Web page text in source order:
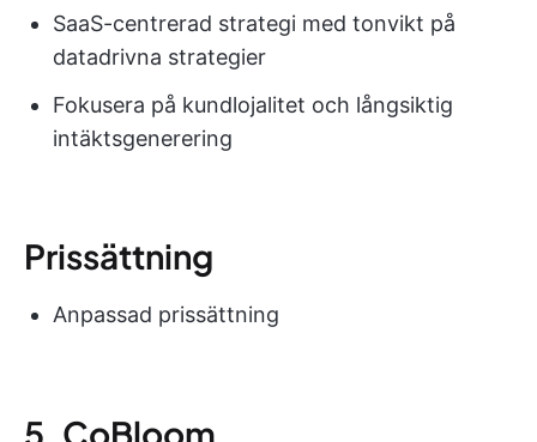
SaaS-centrerad strategi med tonvikt på
datadrivna strategier
Fokusera på kundlojalitet och långsiktig
intäktsgenerering
Prissättning
Anpassad prissättning
5. CoBloom